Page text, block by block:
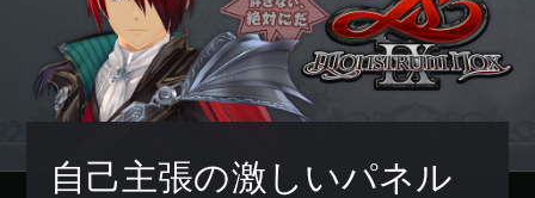
自己主張の激しいパネル